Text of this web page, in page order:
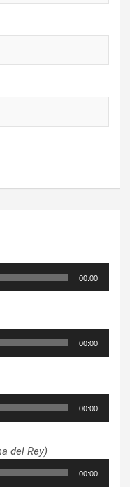
00:00
00:00
00:00
del Rey)
00:00